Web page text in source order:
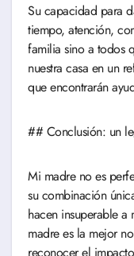
Su capacidad para
tiempo, atención,
familia sino a todos
nuestra casa en un
que encontrarán
## Conclusión: un
Mi madre no es
su combinación
hacen insuperable a
madre es la mejor